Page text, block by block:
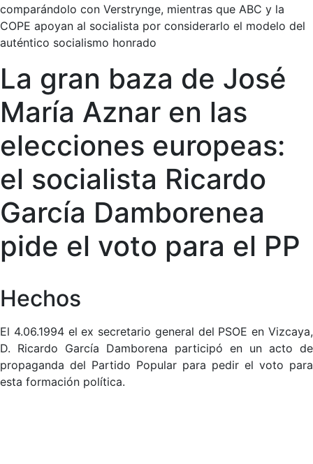
comparándolo con Verstrynge, mientras que ABC y la
COPE apoyan al socialista por considerarlo el modelo del
auténtico socialismo honrado
La gran baza de José
María Aznar en las
elecciones europeas:
el socialista Ricardo
García Damborenea
pide el voto para el PP
Hechos
El 4.06.1994 el ex secretario general del PSOE en Vizcaya,
D. Ricardo García Damborena participó en un acto de
propaganda del Partido Popular para pedir el voto para
esta formación política.